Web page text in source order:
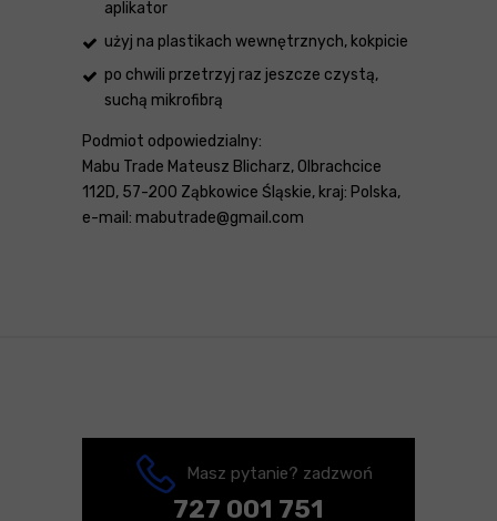
aplikator
użyj na plastikach wewnętrznych, kokpicie
po chwili przetrzyj raz jeszcze czystą,
suchą mikrofibrą
Podmiot odpowiedzialny:
Mabu Trade Mateusz Blicharz, Olbrachcice
112D, 57-200 Ząbkowice Śląskie, kraj: Polska,
e-mail: mabutrade@gmail.com
Masz pytanie? zadzwoń
727 001 751